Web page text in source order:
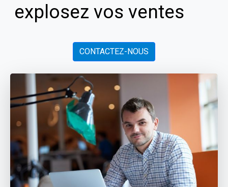
explosez vos ventes
CONTACTEZ-NOUS